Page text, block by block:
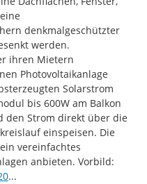
denkmalgeschützter
werden.
ihren Mietern
Photovoltaikanlage
Solarstrom
bis 600W am Balkon
den Strom direkt über die
einspeisen. Die
vereinfachtes
anbieten. Vorbild:
/10/02/balkon-pv-
...